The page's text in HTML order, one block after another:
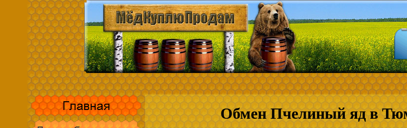
Обмен Пчелиный яд в